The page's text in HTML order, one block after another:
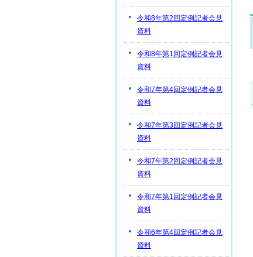
令和8年第2回定例記者会見
資料
令和8年第1回定例記者会見
資料
令和7年第4回定例記者会見
資料
令和7年第3回定例記者会見
資料
令和7年第2回定例記者会見
資料
令和7年第1回定例記者会見
資料
令和6年第4回定例記者会見
資料